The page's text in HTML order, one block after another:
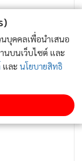
นบุคคลเพื่อนำเสนอ
บนเว็บไซต์ และ
และ นโยบายสิทธิ